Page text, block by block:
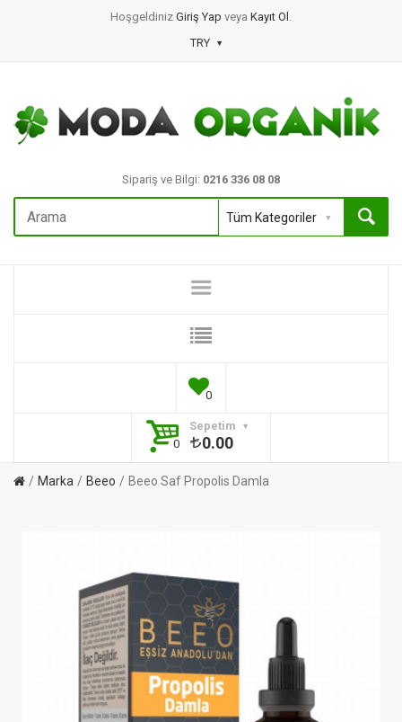
Hoşgeldiniz Giriş Yap veya Kayıt Ol .
TRY
Sipariş ve Bilgi: 0216 336 08 08
0
Sepetim
0
0.00
Marka Beeo Beeo Saf Propolis Damla